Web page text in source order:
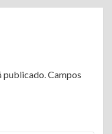
publicado. Campos